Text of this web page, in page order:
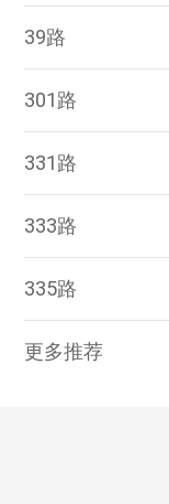
39路
301路
331路
333路
335路
更多推荐